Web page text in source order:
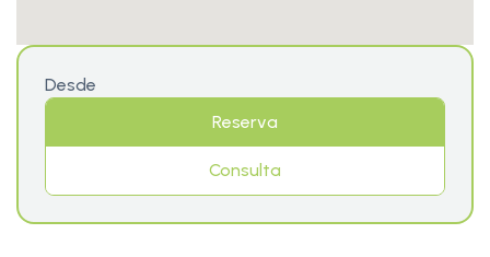
Desde
Reserva
Consulta